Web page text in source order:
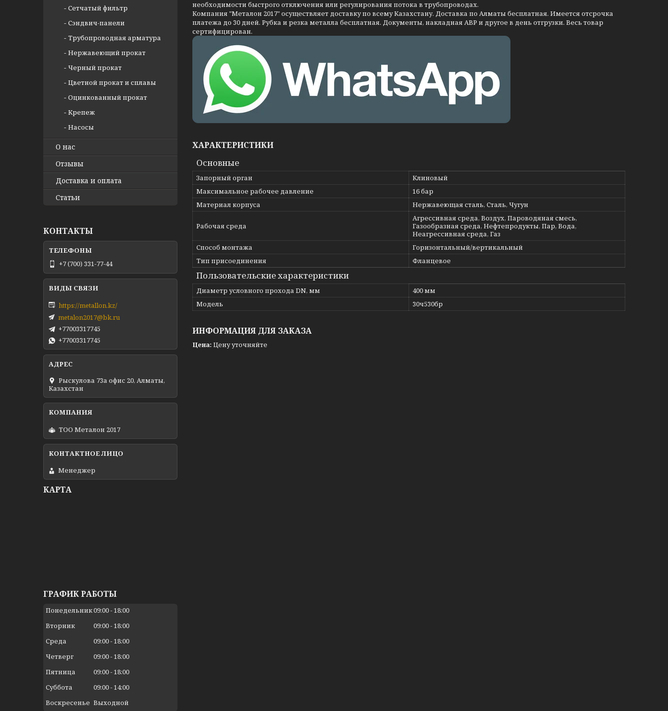
необходимости быстрого отключения или регулирования потока в трубопроводах.
Компания "Металон 2017" осуществляет доставку по всему Казахстану. Доставка по Алматы бесплатная. Имеется отсрочка
платежа до 30 дней. Рубка и резка металла бесплатная. Документы, накладная АВР и другое в день отгрузки. Весь товар
сертифицирован.
ХАРАКТЕРИСТИКИ
Основные
Запорный орган
Клиновый
Максимальное рабочее давление
16 бар
Материал корпуса
Нержавеющая сталь, Сталь, Чугун
Рабочая среда
Агрессивная среда, Воздух, Пароводяная смесь,
Газообразная среда, Нефтепродукты, Пар, Вода,
Неагрессивная среда, Газ
Способ монтажа
Горизонтальный/вертикальный
Тип присоединения
Фланцевое
Пользовательские характеристики
Диаметр условного прохода DN, мм
400 мм
Модель
30ч530бр
ИНФОРМАЦИЯ ДЛЯ ЗАКАЗА
Цена: Цену уточняйте
Сетчатый фильтр
Сэндвич-панели
Трубопроводная арматура
Нержавеющий прокат
Черный прокат
Цветной прокат и сплавы
Оцинкованный прокат
Крепеж
Насосы
О нас
Отзывы
Доставка и оплата
Статьи
КОНТАКТЫ
+7 (700) 331-77-44
https://metallon.kz/
metalon2017@bk.ru
+77003317745
+77003317745
Рыскулова 73а офис 20, Алматы,
Казахстан
ТОО Металон 2017
Менеджер
КАРТА
ГРАФИК РАБОТЫ
Понедельник09:00 18:00
Вторник
09:00 18:00
Среда
09:00 18:00
Четверг
09:00 18:00
Пятница
09:00 18:00
Суббота
09:00 14:00
Воскресенье Выходной